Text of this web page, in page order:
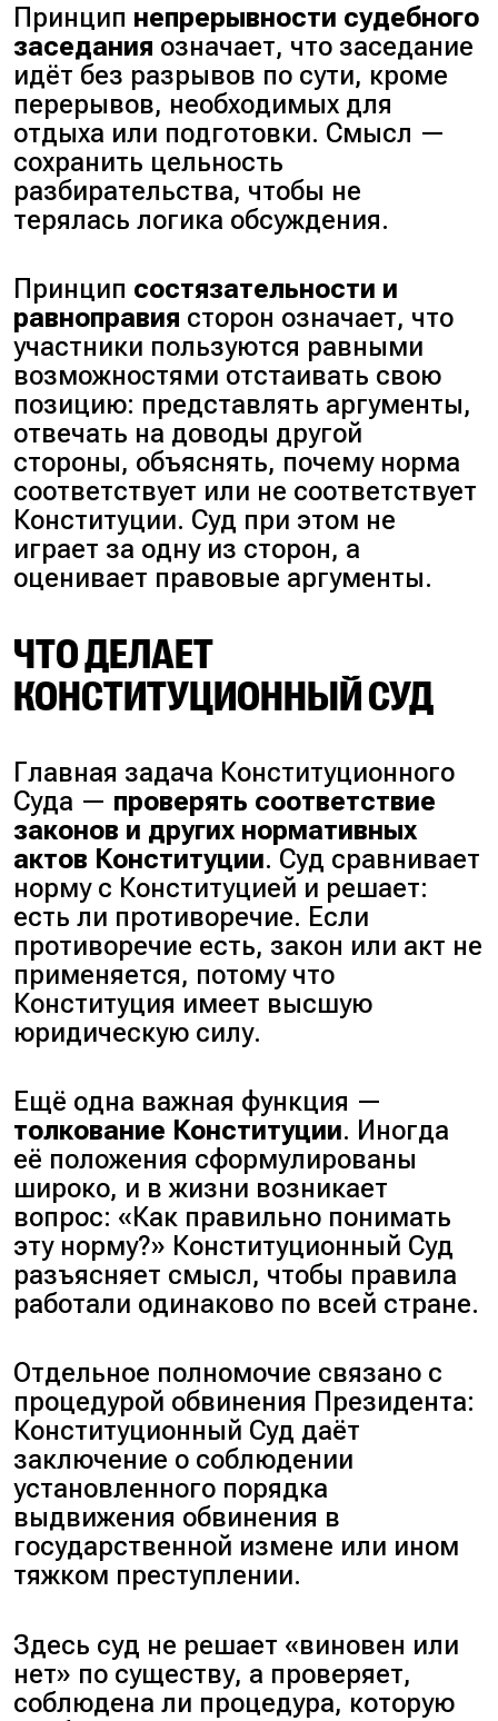
Принцип непрерывности судебного
заседания означает, что заседание
идёт без разрывов по сути, кроме
перерывов, необходимых для
отдыха или подготовки. Смысл —
сохранить цельность
разбирательства, чтобы не
терялась логика обсуждения.
Принцип состязательности и
равноправия сторон означает, что
участники пользуются равными
возможностями отстаивать свою
позицию: представлять аргументы,
отвечать на доводы другой
стороны, объяснять, почему норма
соответствует или не соответствует
Конституции. Суд при этом не
играет за одну из сторон, а
оценивает правовые аргументы.
ЧТО ДЕЛАЕТ
КОНСТИТУЦИОННЫЙ СУД
Главная задача Конституционного
Суда — проверять соответствие
законов и других нормативных
актов Конституции. Суд сравнивает
норму с Конституцией и решает:
есть ли противоречие. Если
противоречие есть, закон или акт не
применяется, потому что
Конституция имеет высшую
юридическую силу.
Ещё одна важная функция —
толкование Конституции. Иногда
её положения сформулированы
широко, и в жизни возникает
вопрос: «Как правильно понимать
эту норму?» Конституционный Суд
разъясняет смысл, чтобы правила
работали одинаково по всей стране.
Отдельное полномочие связано с
процедурой обвинения Президента:
Конституционный Суд даёт
заключение о соблюдении
установленного порядка
выдвижения обвинения в
государственной измене или ином
тяжком преступлении.
Здесь суд не решает «виновен или
нет» по существу, а проверяет,
соблюдена ли процедура, которую